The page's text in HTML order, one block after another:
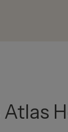
Atlas